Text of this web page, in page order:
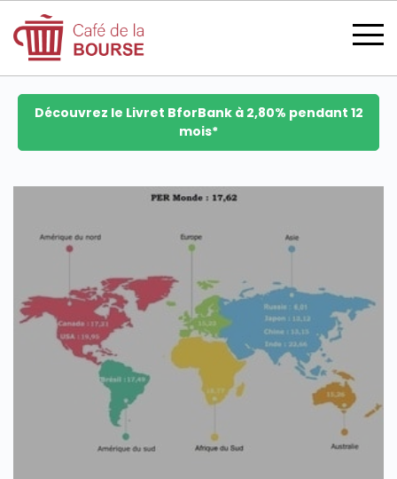
se connecter
devenir membre
CATÉGORIES
SECTIONS
Découvrez le Livret BforBank à 2,80% pendant 12
mois*